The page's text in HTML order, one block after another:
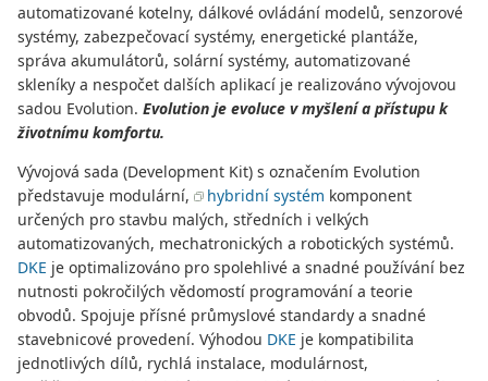
automatizované kotelny, dálkové ovládání modelů, senzorové
systémy, zabezpečovací systémy, energetické plantáže,
správa akumulátorů, solární systémy, automatizované
skleníky a nespočet dalších aplikací je realizováno vývojovou
sadou Evolution. Evolution je evoluce v myšlení a přístupu k
životnímu komfortu.
Vývojová sada (Development Kit) s označením Evolution
představuje modulární,
hybridní systém komponent
určených pro stavbu malých, středních i velkých
automatizovaných, mechatronických a robotických systémů.
DKE je optimalizováno pro spolehlivé a snadné používání bez
nutnosti pokročilých vědomostí programování a teorie
obvodů. Spojuje přísné průmyslové standardy a snadné
stavebnicové provedení. Výhodou DKE je kompatibilita
jednotlivých dílů, rychlá instalace, modulárnost,